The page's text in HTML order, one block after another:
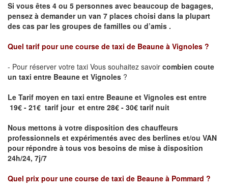
Si vous êtes 4 ou 5 personnes avec beaucoup de bagages,
pensez à demander un van 7 places choisi dans la plupart
des cas par les groupes de familles ou d’amis .
Quel tarif pour une course de taxi de Beaune à Vignoles ?
- Pour réserver votre taxi Vous souhaitez savoir combien coute
un taxi entre Beaune et Vignoles ?
Le Tarif moyen en taxi entre Beaune et Vignoles est entre
19€ - 21€ tarif jour et entre 28€ - 30€ tarif nuit
Nous mettons à votre disposition des chauffeurs
professionnels et expérimentés avec des berlines et/ou VAN
pour répondre à tous vos besoins de mise à disposition
24h/24, 7j/7
Quel prix pour une course de taxi de Beaune à Pommard ?